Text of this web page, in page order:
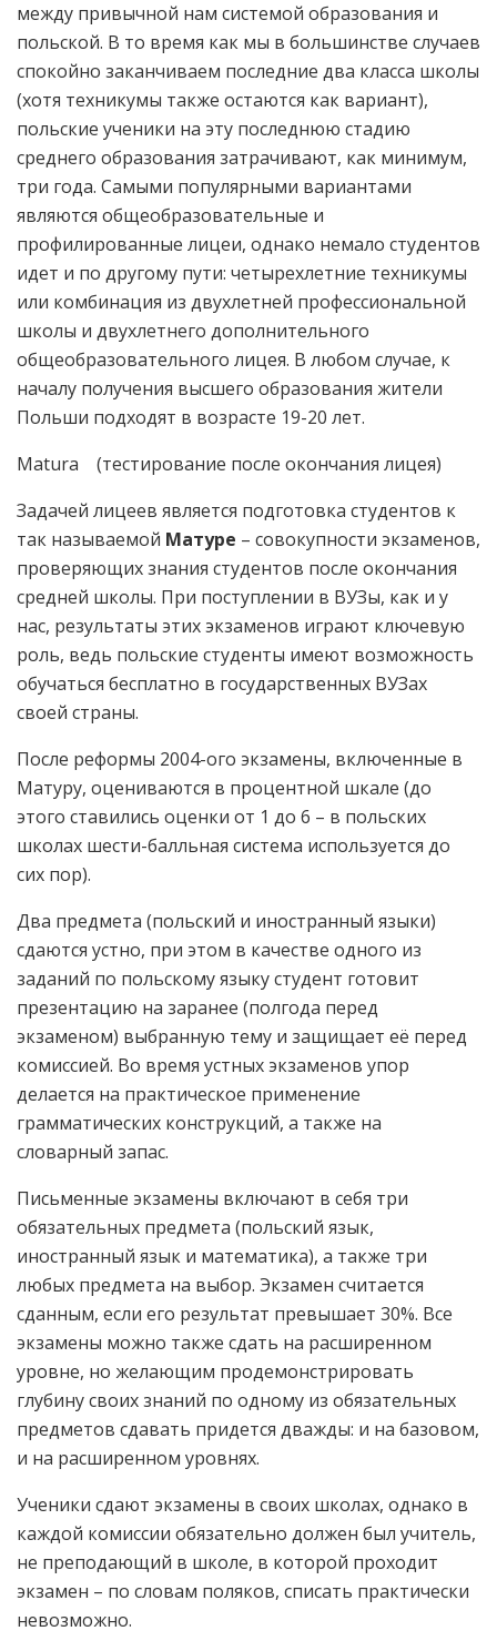
между привычной нам системой образования и
польской. В то время как мы в большинстве случаев
спокойно заканчиваем последние два класса школы
(хотя техникумы также остаются как вариант),
польские ученики на эту последнюю стадию
среднего образования затрачивают, как минимум,
три года. Самыми популярными вариантами
являются общеобразовательные и
профилированные лицеи, однако немало студентов
идет и по другому пути: четырехлетние техникумы
или комбинация из двухлетней профессиональной
школы и двухлетнего дополнительного
общеобразовательного лицея. В любом случае, к
началу получения высшего образования жители
Польши подходят в возрасте 19-20 лет.
Matura (тестирование после окончания лицея)
Задачей лицеев является подготовка студентов к
так называемой Матуре – совокупности экзаменов,
проверяющих знания студентов после окончания
средней школы. При поступлении в ВУЗы, как и у
нас, результаты этих экзаменов играют ключевую
роль, ведь польские студенты имеют возможность
обучаться бесплатно в государственных ВУЗах
своей страны.
После реформы 2004-ого экзамены, включенные в
Матуру, оцениваются в процентной шкале (до
этого ставились оценки от 1 до 6 – в польских
школах шести-балльная система используется до
сих пор).
Два предмета (польский и иностранный языки)
сдаются устно, при этом в качестве одного из
заданий по польскому языку студент готовит
презентацию на заранее (полгода перед
экзаменом) выбранную тему и защищает её перед
комиссией. Во время устных экзаменов упор
делается на практическое применение
грамматических конструкций, а также на
словарный запас.
Письменные экзамены включают в себя три
обязательных предмета (польский язык,
иностранный язык и математика), а также три
любых предмета на выбор. Экзамен считается
сданным, если его результат превышает 30%. Все
экзамены можно также сдать на расширенном
уровне, но желающим продемонстрировать
глубину своих знаний по одному из обязательных
предметов сдавать придется дважды: и на базовом,
и на расширенном уровнях.
Ученики сдают экзамены в своих школах, однако в
каждой комиссии обязательно должен был учитель,
не преподающий в школе, в которой проходит
экзамен – по словам поляков, списать практически
невозможно.